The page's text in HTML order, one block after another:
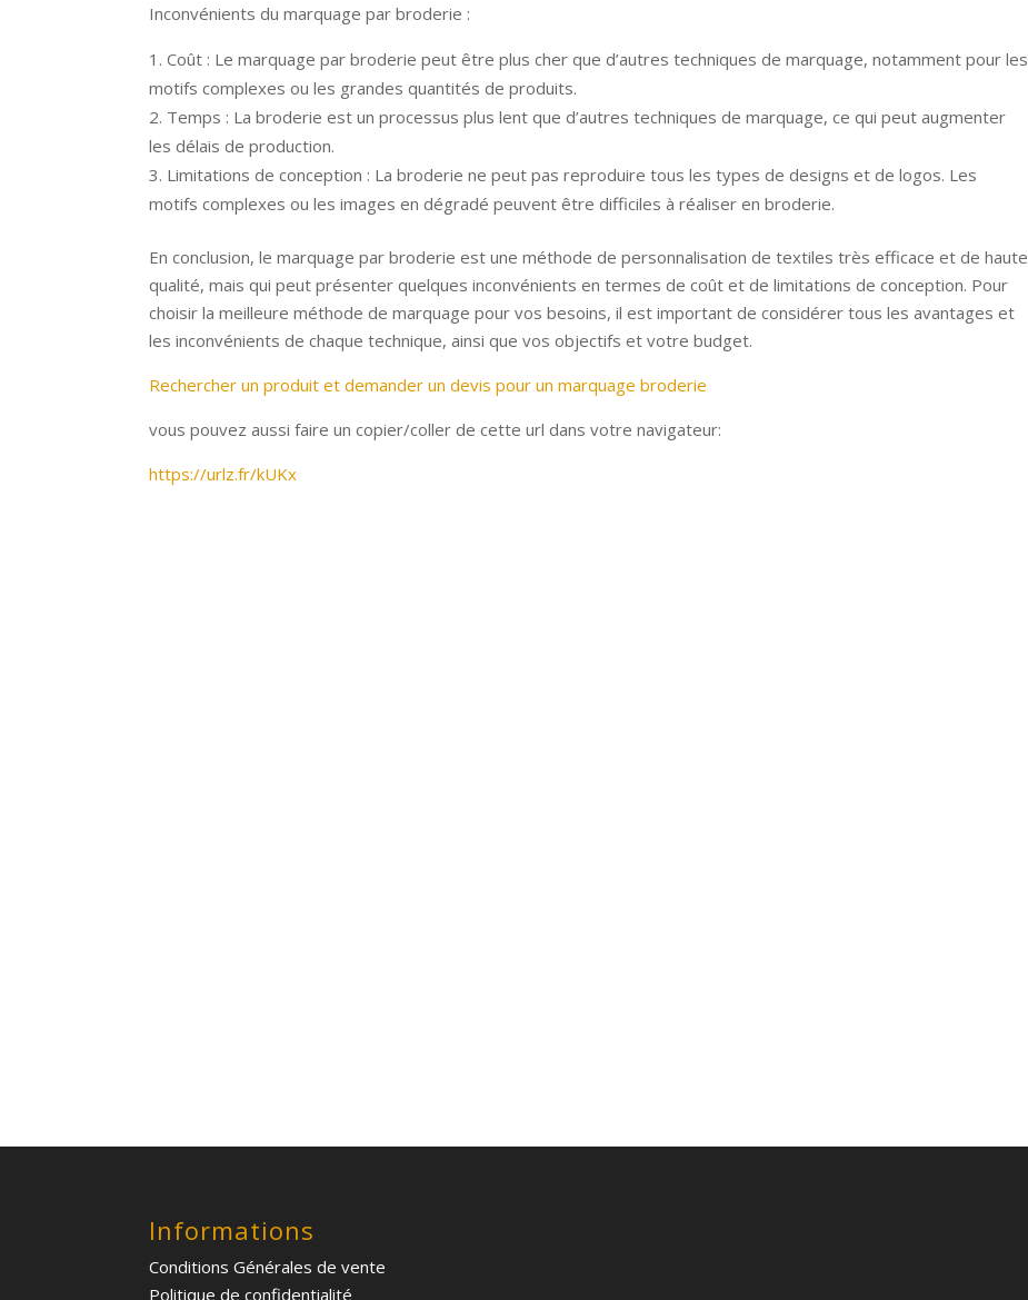
Inconvénients du marquage par broderie :
Coût : Le marquage par broderie peut être plus cher que d’autres techniques de marquage, notamment pour les
motifs complexes ou les grandes quantités de produits.
Temps : La broderie est un processus plus lent que d’autres techniques de marquage, ce qui peut augmenter
les délais de production.
Limitations de conception : La broderie ne peut pas reproduire tous les types de designs et de logos. Les
motifs complexes ou les images en dégradé peuvent être difficiles à réaliser en broderie.
En conclusion, le marquage par broderie est une méthode de personnalisation de textiles très efficace et de haute
qualité, mais qui peut présenter quelques inconvénients en termes de coût et de limitations de conception. Pour
choisir la meilleure méthode de marquage pour vos besoins, il est important de considérer tous les avantages et
les inconvénients de chaque technique, ainsi que vos objectifs et votre budget.
Rechercher un produit et demander un devis pour un marquage broderie
vous pouvez aussi faire un copier/coller de cette url dans votre navigateur:
https://urlz.fr/kUKx
Informations
Conditions Générales de vente
Politique de confidentialité